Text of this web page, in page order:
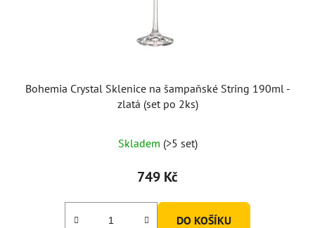
Bohemia Crystal Sklenice na šampaňské String 190ml -
zlatá (set po 2ks)
Skladem (>5 set)
749 Kč
DO KOŠÍKU